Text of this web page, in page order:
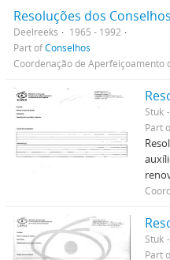
Resoluções dos
Deelreeks
1965 - 1992
Part ofConselhos
Coordenação de Aperfeiçoamento
Stuk
Part
Stuk
Part